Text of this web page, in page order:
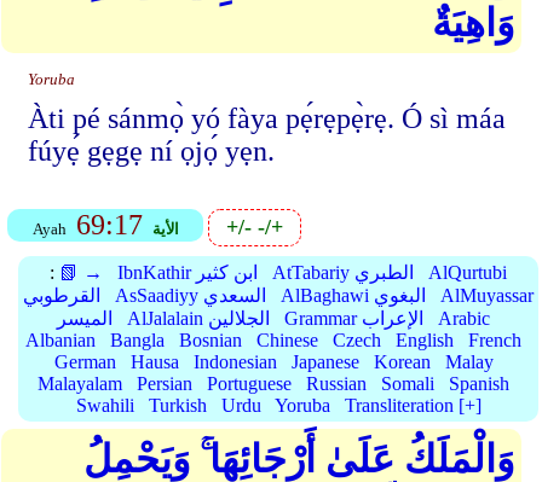
وَاهِيَةٌ
Yoruba
Àti pé sánmọ̀ yó fàya pẹ́rẹpẹ̀rẹ. Ó sì máa
fúyẹ́ gẹgẹ ní ọjọ́ yẹn.
Ayah 69:17 الأية +/--/+
: 📗 → IbnKathir ابن كثير AtTabariy الطبري
AlQurtubi
القرطوبي
AsSaadiyy السعدي AlBaghawi البغوي
AlMuyassar
الميسر
AlJalalain الجلالين Grammar الإعراب
Arabic
Albanian
Bangla Bosnian Chinese Czech English
French
German
Hausa Indonesian Japanese Korean
Malay
Malayalam
Persian Portuguese Russian Somali
Spanish
Swahili
Turkish Urdu Yoruba Transliteration [+]
وَالْمَلَكُ عَلَىٰ أَرْجَائِهَا ۚ وَيَحْمِلُ